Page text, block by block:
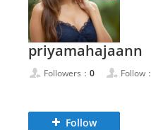
priyamahajaann
Followers： 0 Follow：
Follow